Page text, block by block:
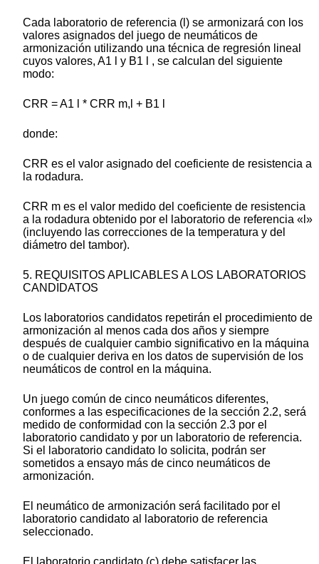
Cada laboratorio de referencia (l) se armonizará con los
valores asignados del juego de neumáticos de
armonización utilizando una técnica de regresión lineal
cuyos valores, A1 l y B1 l , se calculan del siguiente
modo:
CRR = A1 l * CRR m,l + B1 l
donde:
CRR es el valor asignado del coeficiente de resistencia a
la rodadura.
CRR m es el valor medido del coeficiente de resistencia
a la rodadura obtenido por el laboratorio de referencia «l»
(incluyendo las correcciones de la temperatura y del
diámetro del tambor).
5. REQUISITOS APLICABLES A LOS LABORATORIOS
CANDIDATOS
Los laboratorios candidatos repetirán el procedimiento de
armonización al menos cada dos años y siempre
después de cualquier cambio significativo en la máquina
o de cualquier deriva en los datos de supervisión de los
neumáticos de control en la máquina.
Un juego común de cinco neumáticos diferentes,
conformes a las especificaciones de la sección 2.2, será
medido de conformidad con la sección 2.3 por el
laboratorio candidato y por un laboratorio de referencia.
Si el laboratorio candidato lo solicita, podrán ser
sometidos a ensayo más de cinco neumáticos de
armonización.
El neumático de armonización será facilitado por el
laboratorio candidato al laboratorio de referencia
seleccionado.